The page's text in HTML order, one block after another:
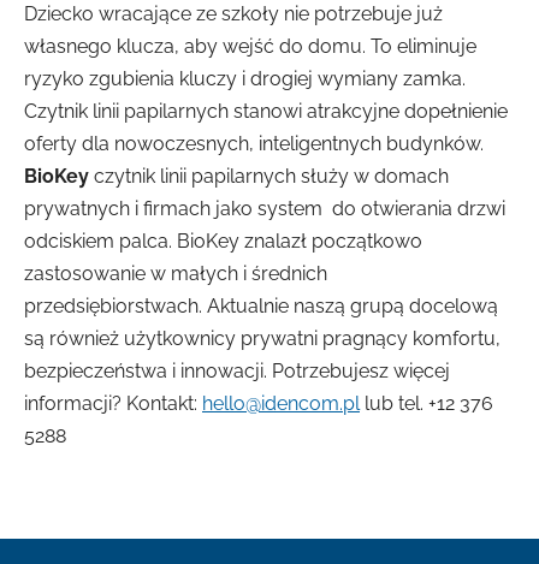
Dziecko wracające ze szkoły nie potrzebuje już
własnego klucza, aby wejść do domu. To eliminuje
ryzyko zgubienia kluczy i drogiej wymiany zamka.
Czytnik linii papilarnych stanowi atrakcyjne dopełnienie
oferty dla nowoczesnych, inteligentnych budynków.
BioKey czytnik linii papilarnych służy w domach
prywatnych i firmach jako system do otwierania drzwi
odciskiem palca. BioKey znalazł początkowo
zastosowanie w małych i średnich
przedsiębiorstwach. Aktualnie naszą grupą docelową
są również użytkownicy prywatni pragnący komfortu,
bezpieczeństwa i innowacji. Potrzebujesz więcej
informacji? Kontakt: hello@idencom.pl lub tel. +12 376
5288